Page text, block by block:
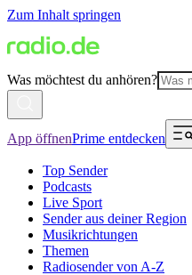
Zum Inhalt springen
Was möchtest du anhören?
App öffnenPrime entdecken
Top Sender
Podcasts
Live Sport
Sender aus deiner Region
Musikrichtungen
Themen
Radiosender von A-Z